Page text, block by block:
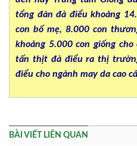
tổng đàn đà điểu khoảng
con bố mẹ, 8.000 con
khoảng 5.000 con giống
tấn thịt đà điểu ra thị
điểu cho ngành may da cao
BÀI VIẾT LIÊN QUAN